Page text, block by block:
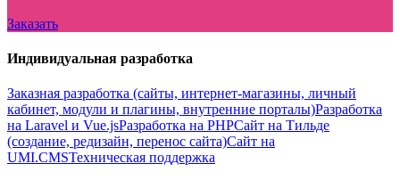
Заказать
Индивидуальная разработка
Заказная разработка (сайты, интернет-магазины, личный
кабинет, модули и плагины, внутренние порталы)Разработка
на Laravel и Vue.jsРазработка на PHPСайт на Тильде
(создание, редизайн, перенос сайта)Сайт на
UMI.CMSТехническая поддержка